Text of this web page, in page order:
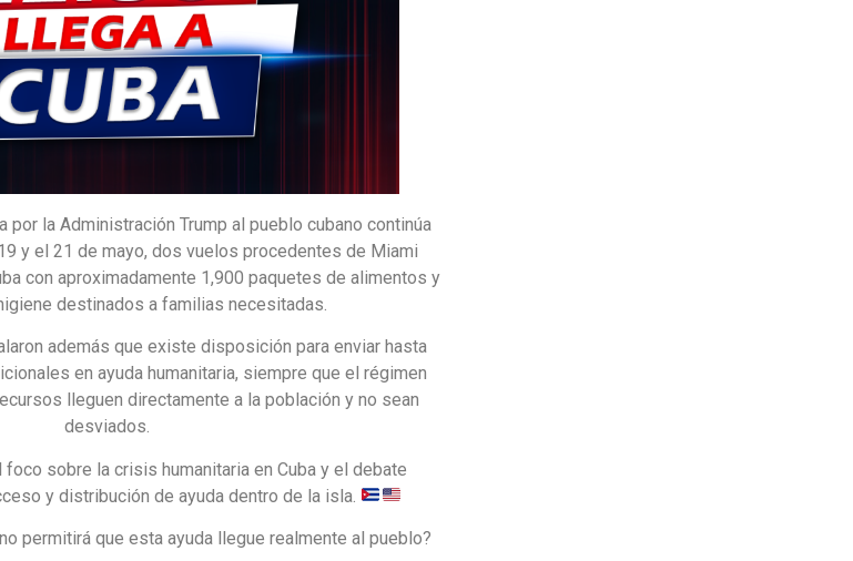
por la Administración Trump al pueblo cubano continúa
y el 21 de mayo, dos vuelos procedentes de Miami
con aproximadamente 1,900 paquetes de alimentos y
destinados a familias necesitadas.
además que existe disposición para enviar hasta
en ayuda humanitaria, siempre que el régimen
lleguen directamente a la población y no sean
desviados.
foco sobre la crisis humanitaria en Cuba y el debate
y distribución de ayuda dentro de la isla.
permitirá que esta ayuda llegue realmente al pueblo?